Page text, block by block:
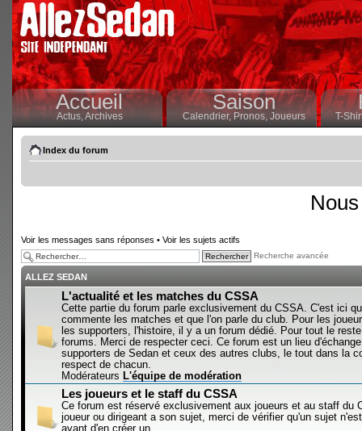
Accueil
Actus,Archives
Saison
Calendrier,Pronos, Joueurs T-
Index du forum
Voir les messages sans réponses • Voir les sujets actifs
Recherche avancée
ALLEZ SEDAN
L'actualité et les matches du CSSA
Cette partie du forum parle exclusivement du CSSA. C'est ici
commente les matches et que l'on parle du club. Pour les
les supporters, l'histoire, il y a un forum dédié. Pour tout le
forums. Merci de respecter ceci. Ce forum est un lieu
supporters de Sedan et ceux des autres clubs, le tout dans la
respect de chacun.
Modérateurs L'équipe de modération
Les joueurs et le staff du CSSA
Ce forum est réservé exclusivement aux joueurs et au staff du
joueur ou dirigeant a son sujet, merci de vérifier qu'un sujet
avant d'en créer un.